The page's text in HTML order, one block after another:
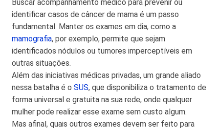
Buscar acompanhamento médico para prevenir ou
identificar casos de câncer de mama é um passo
fundamental. Manter os exames em dia, como a
mamografia, por exemplo, permite que sejam
identificados nódulos ou tumores imperceptíveis em
outras situações.
Além das iniciativas médicas privadas, um grande aliado
nessa batalha é o SUS, que disponibiliza o tratamento de
forma universal e gratuita na sua rede, onde qualquer
mulher pode realizar esse exame sem custo algum.
Mas afinal, quais outros exames devem ser feito para